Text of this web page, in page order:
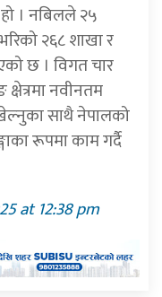
। नबिलले २५
२६८ शाखा र
छ । विगत चार
नवीनतम
साथै नेपालको
रूपमा काम गर्दै
at 12:38 pm